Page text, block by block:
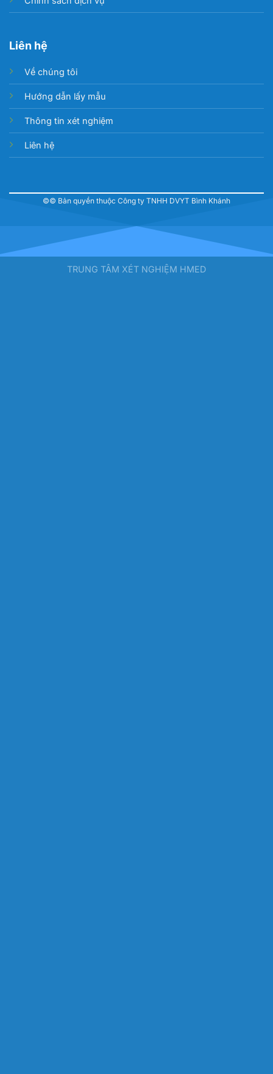
Liên hệ
Về chúng tôi
Hướng dẫn lấy mẫu
Thông tin xét nghiệm
Liên hệ
©© Bản quyền thuộc Công ty TNHH DVYT Bình Khánh
TRUNG TÂM XÉT NGHIỆM HMED